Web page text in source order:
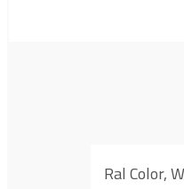
Ral Color,